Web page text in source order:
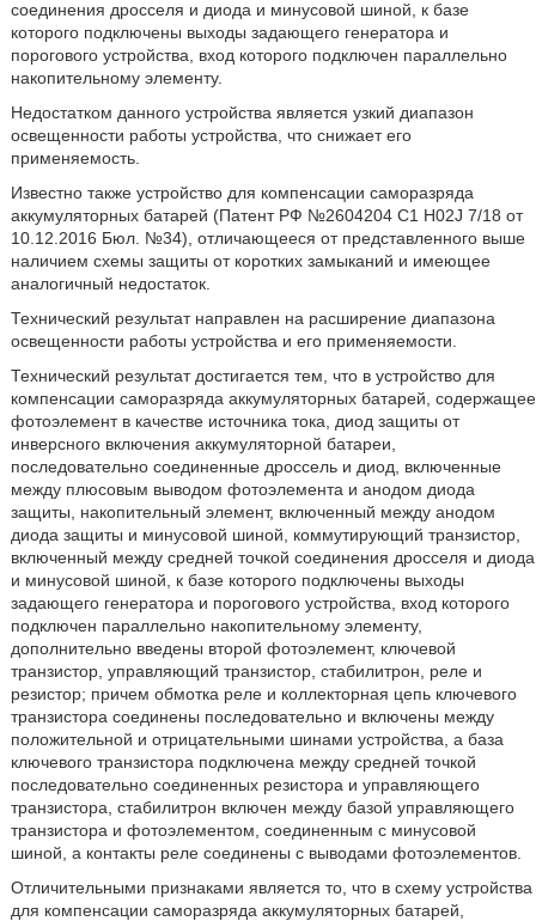
соединения дросселя и диода и минусовой шиной, к базе
которого подключены выходы задающего генератора и
порогового устройства, вход которого подключен параллельно
накопительному элементу.
Недостатком данного устройства является узкий диапазон
освещенности работы устройства, что снижает его
применяемость.
Известно также устройство для компенсации саморазряда
аккумуляторных батарей (Патент РФ №2604204 C1 H02J 7/18 от
10.12.2016 Бюл. №34), отличающееся от представленного выше
наличием схемы защиты от коротких замыканий и имеющее
аналогичный недостаток.
Технический результат направлен на расширение диапазона
освещенности работы устройства и его применяемости.
Технический результат достигается тем, что в устройство для
компенсации саморазряда аккумуляторных батарей, содержащее
фотоэлемент в качестве источника тока, диод защиты от
инверсного включения аккумуляторной батареи,
последовательно соединенные дроссель и диод, включенные
между плюсовым выводом фотоэлемента и анодом диода
защиты, накопительный элемент, включенный между анодом
диода защиты и минусовой шиной, коммутирующий транзистор,
включенный между средней точкой соединения дросселя и диода
и минусовой шиной, к базе которого подключены выходы
задающего генератора и порогового устройства, вход которого
подключен параллельно накопительному элементу,
дополнительно введены второй фотоэлемент, ключевой
транзистор, управляющий транзистор, стабилитрон, реле и
резистор; причем обмотка реле и коллекторная цепь ключевого
транзистора соединены последовательно и включены между
положительной и отрицательными шинами устройства, а база
ключевого транзистора подключена между средней точкой
последовательно соединенных резистора и управляющего
транзистора, стабилитрон включен между базой управляющего
транзистора и фотоэлементом, соединенным с минусовой
шиной, а контакты реле соединены с выводами фотоэлементов.
Отличительными признаками является то, что в схему устройства
для компенсации саморазряда аккумуляторных батарей,